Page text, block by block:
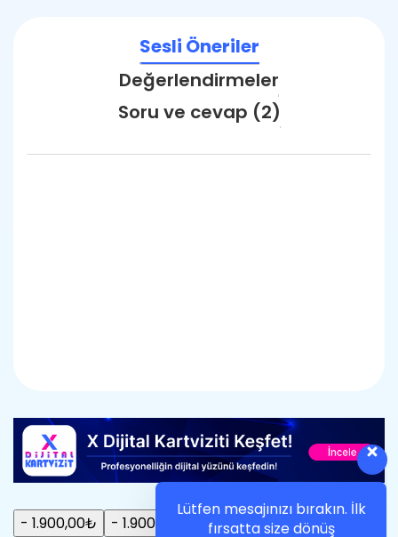
Sesli Öneriler
Değerlendirmeler
Soru ve cevap (2)
- 1.900,00₺ - 1.900,00
Lütfen mesajınızı bırakın. İlk
fırsatta size dönüş
sağlayacağız.
Merhaba, Hoşgeldiniz